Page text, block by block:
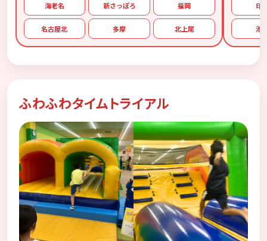
海老名 新さっぽろ 福岡
名古屋北 多摩 北上尾
印
港
ふわふわタイムトライアル